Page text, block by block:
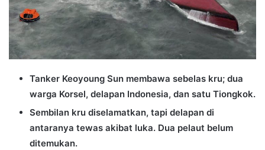
Tanker Keoyoung Sun membawa sebelas kru; dua
warga Korsel, delapan Indonesia, dan satu Tiongkok.
Sembilan kru diselamatkan, tapi delapan di
antaranya tewas akibat luka. Dua pelaut belum
ditemukan.